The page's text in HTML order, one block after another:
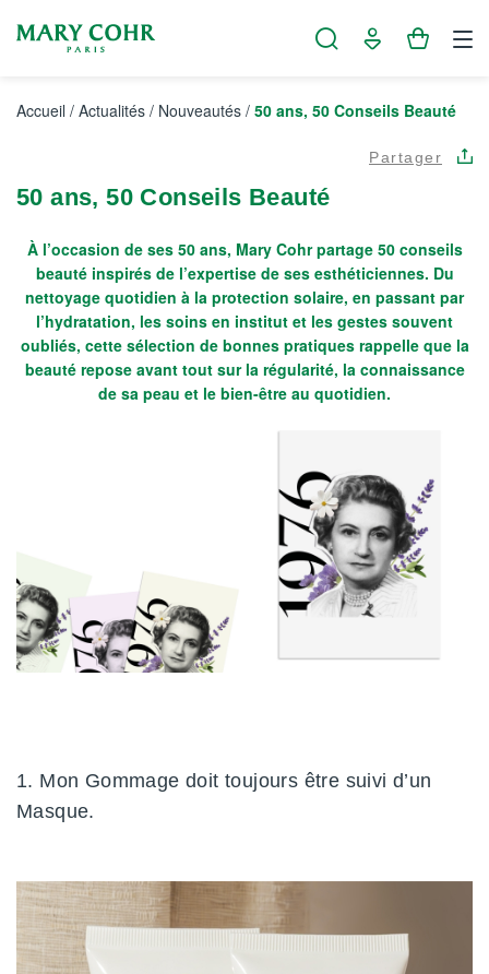
Accueil / Actualités / Nouveautés / 50 ans, 50 Conseils Beauté
Partager
50 ans, 50 Conseils Beauté
À l’occasion de ses 50 ans, Mary Cohr partage 50 conseils
beauté inspirés de l’expertise de ses esthéticiennes. Du
nettoyage quotidien à la protection solaire, en passant par
l’hydratation, les soins en institut et les gestes souvent
oubliés, cette sélection de bonnes pratiques rappelle que la
beauté repose avant tout sur la régularité, la connaissance
de sa peau et le bien-être au quotidien.
1. Mon Gommage doit toujours être suivi d’un
Masque.